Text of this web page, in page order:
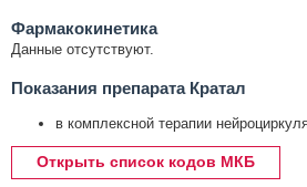
Фармакокинетика
Данные отсутствуют.
Показания препарата Кратал
в комплексной терапии
Открыть список кодов МКБ